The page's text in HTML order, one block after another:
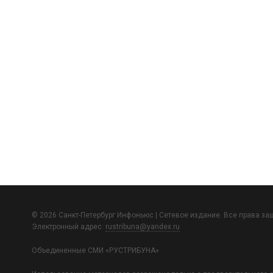
© 2026 Санкт-Петербург Инфоньюс | Сетевое издание. Все права
Электронный адрес: rustribuna@yandex.ru
Объединенные СМИ «РУСТРИБУНА»